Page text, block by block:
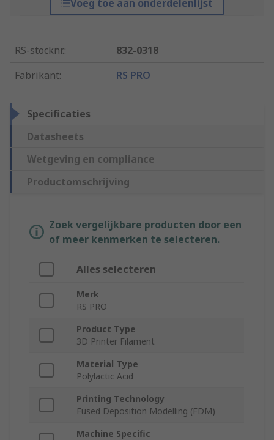
Voeg toe aan onderdelenlijst
RS-stocknr.:
832-0318
Fabrikant: RS PRO
Specificaties
Datasheets
Wetgeving en compliance
Productomschrijving
Zoek vergelijkbare producten door een
of meer kenmerken te selecteren.
Alles selecteren
Merk
RS PRO
Product Type
3D Printer Filament
Material Type
Polylactic Acid
Printing Technology
Fused Deposition Modelling (FDM)
Machine Specific